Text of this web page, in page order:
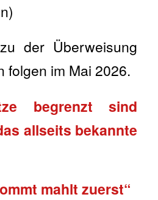
der Überweisung
folgen im Mai 2026.
begrenzt sind
allseits bekannte
mahlt zuerst“